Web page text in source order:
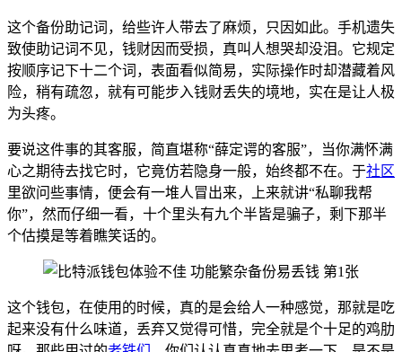
这个备份助记词，给些许人带去了麻烦，只因如此。手机遗失
致使助记词不见，钱财因而受损，真叫人想哭却没泪。它规定
按顺序记下十二个词，表面看似简易，实际操作时却潜藏着风
险，稍有疏忽，就有可能步入钱财丢失的境地，实在是让人极
为头疼。
要说这件事的其客服，简直堪称“薛定谔的客服”，当你满怀满
心之期待去找它时，它竟仿若隐身一般，始终都不在。于社区
里欲问些事情，便会有一堆人冒出来，上来就讲“私聊我帮
你”，然而仔细一看，十个里头有九个半皆是骗子，剩下那半
个估摸是等着瞧笑话的。
这个钱包，在使用的时候，真的是会给人一种感觉，那就是吃
起来没有什么味道，丢弃又觉得可惜，完全就是个十足的鸡肋